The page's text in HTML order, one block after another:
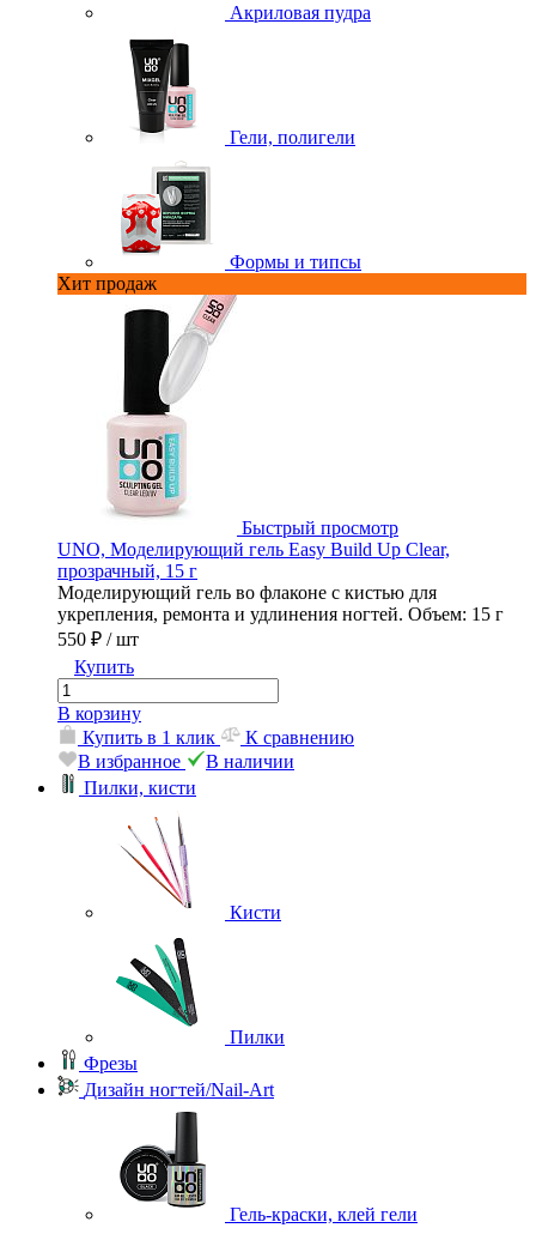
Акриловая пудра
Гели, полигели
Формы и типсы
Хит продаж
Быстрый просмотр
UNO, Моделирующий гель Easy Build Up Clear,
прозрачный, 15 г
Моделирующий гель во флаконе с кистью для
укрепления, ремонта и удлинения ногтей. Объем: 15 г
550 ₽ / шт
Купить
В корзину
Купить в 1 клик
К сравнению
В избранное
В наличии
Пилки, кисти
Кисти
Пилки
Фрезы
Дизайн ногтей/Nail-Art
Гель-краски, клей гели